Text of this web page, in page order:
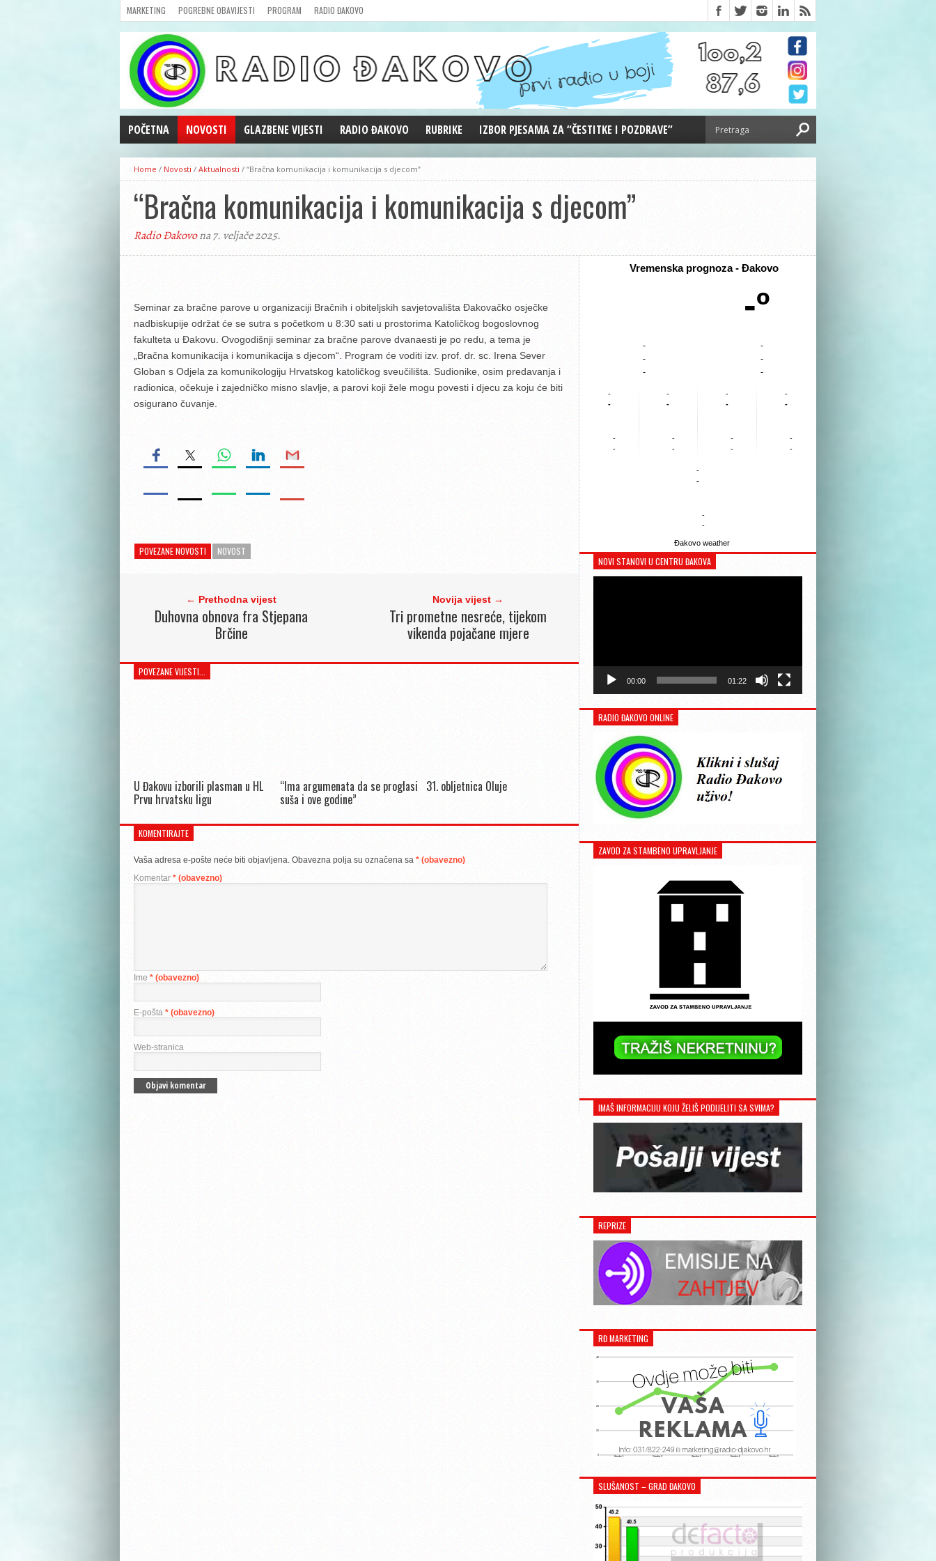
MARKETING POGREBNE OBAVIJESTI PROGRAM RADIO ĐAKOVO
POČETNA NOVOSTI
AKTUALNOSTI
CRNA KRONIKA
POLITIKA
ZANIMLJIVOSTI
GOSPODARSTVO
KULTURA
GLAZBENE VIJESTI RADIO ĐAKOVO
MARKETING
RUBRIKE
REPRIZE EMISIJA
DOBRE VIBRACIJE
ĐAKOVO GRADE
WEB ANKETA
IZBOR PJESAMA ZA “ČESTITKE I POZDRAVE”
Home / Novosti / Aktualnosti / “Bračna komunikacija i komunikacija s djecom”
“Bračna komunikacija i komunikacija s djecom”
Radio Đakovona 7. veljače 2025.
Seminar za bračne parove u organizaciji Bračnih i obiteljskih savjetovališta Đakovačko osječke
nadbiskupije održat će se sutra s početkom u 8:30 sati u prostorima Katoličkog bogoslovnog
fakulteta u Đakovu. Ovogodišnji seminar za bračne parove dvanaesti je po redu, a tema je
„Bračna komunikacija i komunikacija s djecom“. Program će voditi izv. prof. dr. sc. Irena Sever
Globan s Odjela za komunikologiju Hrvatskog katoličkog sveučilišta. Sudionike, osim predavanja i
radionica, očekuje i zajedničko misno slavlje, a parovi koji žele mogu povesti i djecu za koju će biti
osigurano čuvanje.
POVEZANE NOVOSTI NOVOST
← Prethodna vijest
Duhovna obnova fra Stjepana
Brčine
Novija vijest →
Tri prometne nesreće, tijekom
vikenda pojačane mjere
POVEZANE VIJESTI...
U Đakovu izborili plasman u HL
Prvu hrvatsku ligu
“Ima argumenata da se proglasi
suša i ove godine”
31. obljetnica Oluje
KOMENTIRAJTE
Vaša adresa e-pošte neće biti objavljena. Obavezna polja su označena sa * (obavezno)
Komentar * (obavezno)
Ime * (obavezno)
E-pošta * (obavezno)
Web-stranica
Vremenska prognoza - Đakovo
-º
-
-
-
-
-
-
-
-
-
-
-
-
-
-
-
-
-
-
-
-
-
-
-
-
-
-
Đakovo weather
NOVI STANOVI U CENTRU ĐAKOVA
00:00 01:22
RADIO ĐAKOVO ONLINE
ZAVOD ZA STAMBENO UPRAVLJANJE
IMAŠ INFORMACIJU KOJU ŽELIŠ PODIJELITI SA SVIMA?
REPRIZE
RĐ MARKETING
SLUŠANOST – GRAD ĐAKOVO